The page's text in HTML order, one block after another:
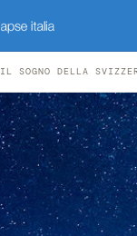
IL SOGNO DELLA